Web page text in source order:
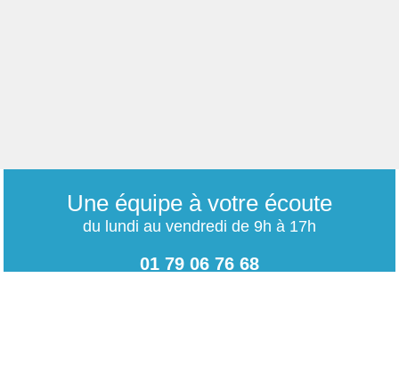
Une équipe à votre écoute
du lundi au vendredi de 9h à 17h
01 79 06 76 68